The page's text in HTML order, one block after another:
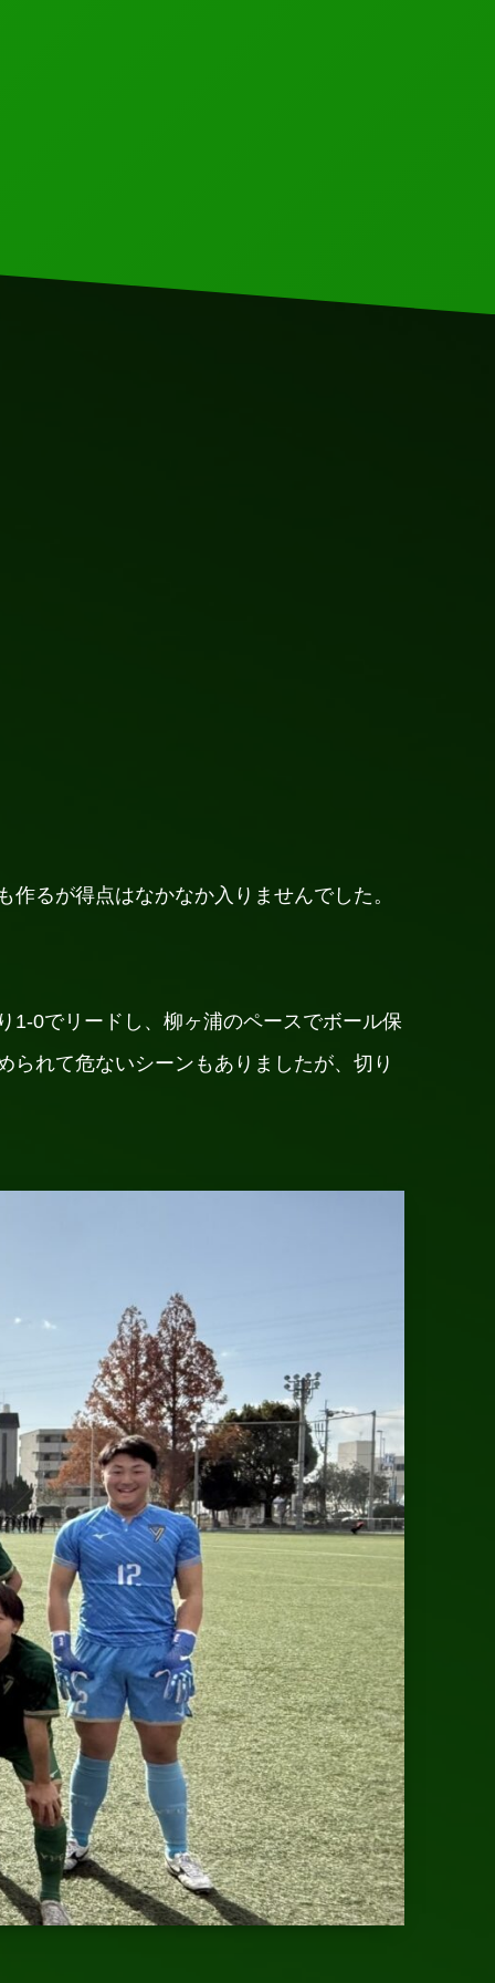
るが得点はなかなか入りませんでした。
1-0でリードし、柳ヶ浦のペースでボール保
れて危ないシーンもありましたが、切り